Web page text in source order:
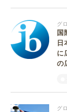
グ
国
日
に
の
グ